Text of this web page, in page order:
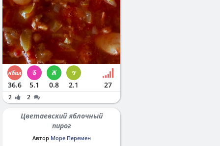
36.6 5.1 0.8 2.1 27
2 2
Цветаевский яблочный
пирог
Автор Море Перемен